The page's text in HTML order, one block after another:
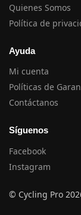
Quienes Somos
Política de
Ayuda
Mi cuenta
Políticas de
Contáctanos
Síguenos
Facebook
Instagram
© Cycling Pro